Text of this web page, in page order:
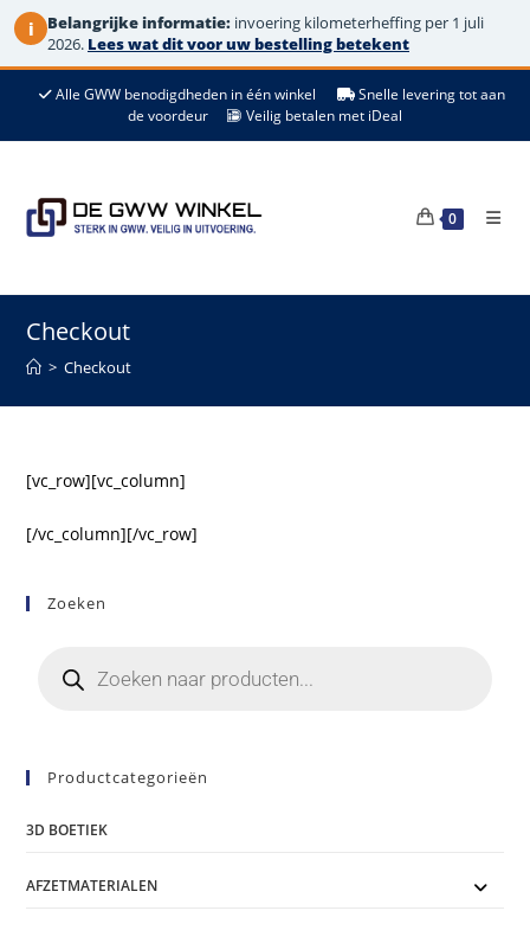
i Belangrijke informatie: invoering kilometerheffing per 1 juli
2026. Lees wat dit voor uw bestelling betekent
Alle GWW benodigdheden in één winkel
Snelle levering tot aan
de voordeur
Veilig betalen met iDeal
0
Checkout
> Checkout
[vc_row][vc_column]
[/vc_column][/vc_row]
Zoeken
Productcategorieën
3D BOETIEK
AFZETMATERIALEN